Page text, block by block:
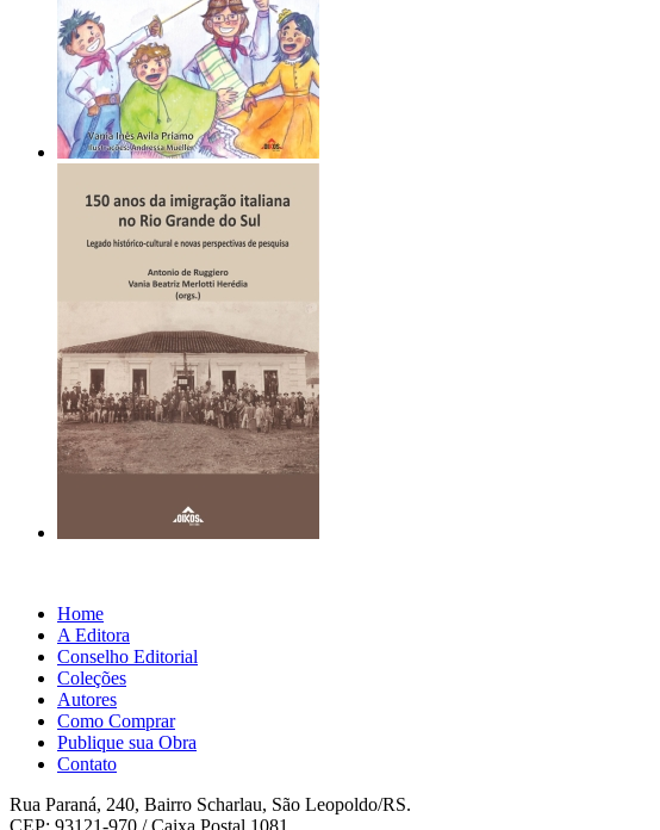
Home
A Editora
Conselho Editorial
Coleções
Autores
Como Comprar
Publique sua Obra
Contato
Rua Paraná, 240, Bairro Scharlau, São Leopoldo/RS.
CEP: 93121-970 / Caixa Postal 1081